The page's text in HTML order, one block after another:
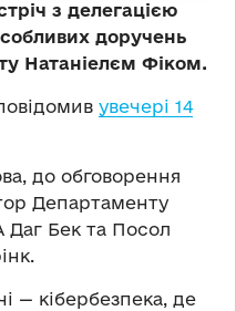
з делегацією
доручень
Натаніелєм Фіком.
увечері 14
до обговорення
Департаменту
Даг Бек та Посол
— кібербезпека, де